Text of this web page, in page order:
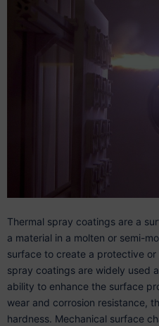
Thermal spray coatings are a
a material in a molten or semi-
surface to create a protective
spray coatings are widely used
ability to enhance the surface
wear and corrosion resistance,
hardness. Mechanical surface